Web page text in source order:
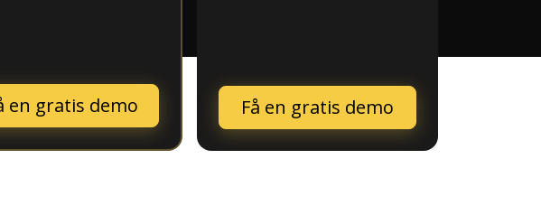
en gratis demo Få en gratis demo